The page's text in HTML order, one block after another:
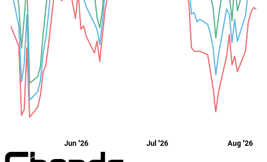
Jun '26 Jul '26 Aug '26